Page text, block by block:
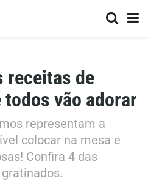
receitas de
vão adorar
representam a
colocar na mesa e
Confira 4 das